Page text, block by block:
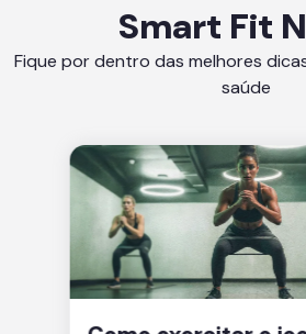
Smart Fit
Fique por dentro das melhores
saúde